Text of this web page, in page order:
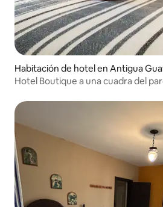
Habitación de hotel en Antigua
Hotel Boutique a una cuadra del